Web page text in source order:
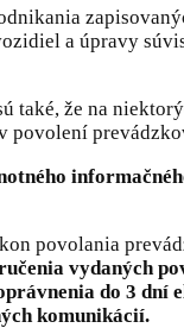
a úpravy
také, že na
povolení
povolania
vydaných
do 3 dní
komunikácií.